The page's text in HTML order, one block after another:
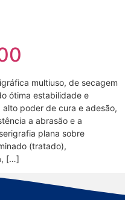
multiuso, de secagem
ótima estabilidade e
poder de cura e adesão,
a abrasão e a
plana sobre
(tratado),
[…]